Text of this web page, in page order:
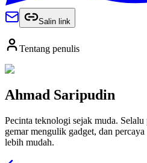
Salin link
Tentang penulis
Ahmad Saripudin
Pecinta teknologi sejak muda. Selalu
gemar mengulik gadget, dan
lebih mudah.